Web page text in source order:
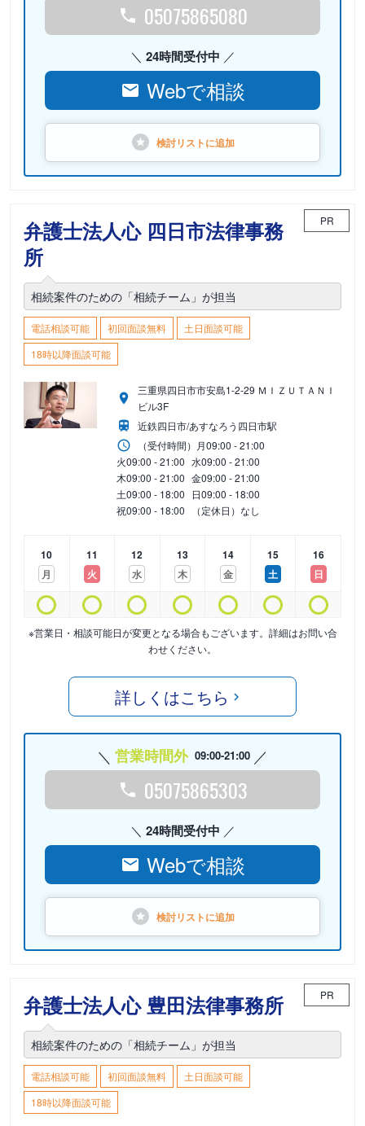
05075865080
24時間受付中
Webで相談
検討リストに追加
弁護士法人心 四日市法律事務
所
PR
相続案件のための「相続チーム」が担当
電話相談可能 初回面談無料
土日面談可能
18時以降面談可能
三重県四日市市安島1-2-29 ＭＩＺＵＴＡＮＩ
ビル3F
近鉄四日市/あすなろう四日市駅
（受付時間） 月09:00 - 21:00
火09:00 - 21:00 水09:00 - 21:00
木09:00 - 21:00 金09:00 - 21:00
土09:00 - 18:00 日09:00 - 18:00
祝09:00 - 18:00 （定休日）なし
10
月
11
火
12
水
13
木
14
金
15
土
16
日
※営業日・相談可能日が変更となる場合もございます。詳細はお問い合
わせください。
詳しくはこちら
営業時間外 09:00-21:00
05075865303
24時間受付中
Webで相談
検討リストに追加
弁護士法人心 豊田法律事務所 PR
相続案件のための「相続チーム」が担当
電話相談可能 初回面談無料
土日面談可能
18時以降面談可能